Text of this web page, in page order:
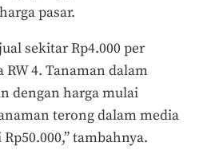
pasar.
sekitar Rp4.000 per
RW 4. Tanaman dalam
dengan harga mulai
terong dalam media
tambahnya.